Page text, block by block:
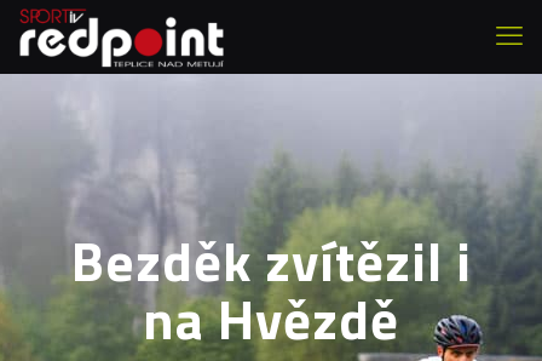
Bezděk zvítězil i
na Hvězdě